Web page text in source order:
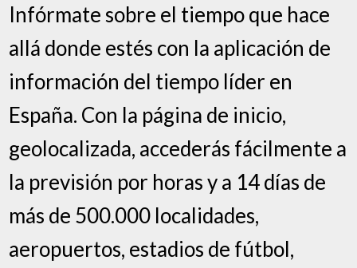
Infórmate sobre el tiempo que hace
allá donde estés con la aplicación de
información del tiempo líder en
España. Con la página de inicio,
geolocalizada, accederás fácilmente a
la previsión por horas y a 14 días de
más de 500.000 localidades,
aeropuertos, estadios de fútbol,